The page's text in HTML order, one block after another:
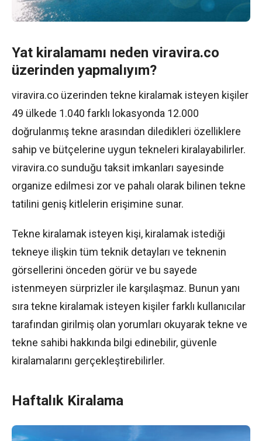
Yat kiralamamı neden viravira.co
üzerinden yapmalıyım?
viravira.co üzerinden tekne kiralamak isteyen kişiler
49 ülkede 1.040 farklı lokasyonda 12.000
doğrulanmış tekne arasından diledikleri özelliklere
sahip ve bütçelerine uygun tekneleri kiralayabilirler.
viravira.co sunduğu taksit imkanları sayesinde
organize edilmesi zor ve pahalı olarak bilinen tekne
tatilini geniş kitlelerin erişimine sunar.
Tekne kiralamak isteyen kişi, kiralamak istediği
tekneye ilişkin tüm teknik detayları ve teknenin
görsellerini önceden görür ve bu sayede
istenmeyen sürprizler ile karşılaşmaz. Bunun yanı
sıra tekne kiralamak isteyen kişiler farklı kullanıcılar
tarafından girilmiş olan yorumları okuyarak tekne ve
tekne sahibi hakkında bilgi edinebilir, güvenle
kiralamalarını gerçekleştirebilirler.
Haftalık Kiralama